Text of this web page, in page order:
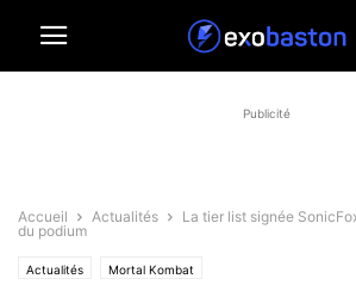
Publicité
Accueil Actualités
La tier list signée
du podium
Actualités Mortal Kombat